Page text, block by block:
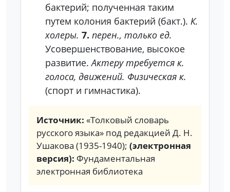
бактерий; полученная таким
путем колония бактерий (бакт.). К.
холеры. 7. перен., только ед.
Усовершенствование, высокое
развитие. Актеру требуется к.
голоса, движений. Физическая к.
(спорт и гимнастика).
Источник: «Толковый словарь
русского языка» под редакцией Д. Н.
Ушакова (1935-1940); (электронная
версия): Фундаментальная
электронная библиотека